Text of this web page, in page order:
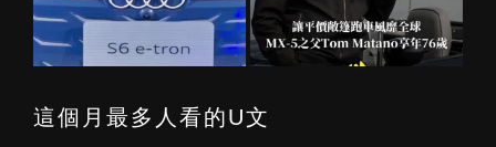
這個月最多人看的U文